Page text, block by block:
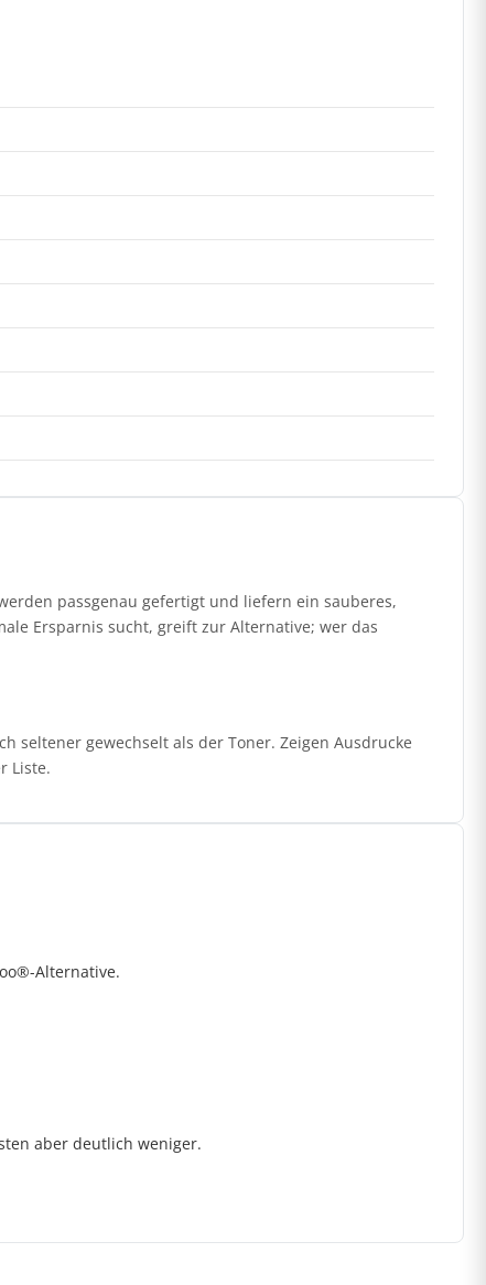
passgenau gefertigt und liefern ein sauberes,
Ersparnis sucht, greift zur Alternative; wer das
seltener gewechselt als der Toner. Zeigen Ausdrucke
Liste.
Alternative.
aber deutlich weniger.